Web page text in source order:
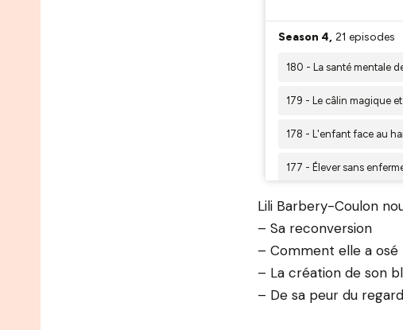
Lili Barbery-Coulon
– Sa reconversion
– Comment elle a
– La création de son
– De sa peur du